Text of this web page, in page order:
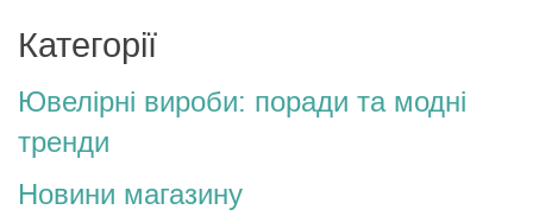
Категорії
Ювелірні вироби: поради та модні
тренди
Новини магазину